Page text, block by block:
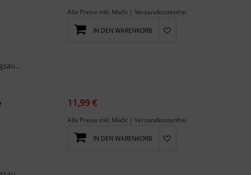
Fit aus dem Urlaub - Mit motivierenden Übungsaufgaben im Fach Mathematik sind Ihre Lernenden star...
Alle Preise inkl. MwSt | Versandkostenfrei
IN DEN WARENKORB
11,99 €
Alle Preise inkl. MwSt | Versandkostenfrei
IN DEN WARENKORB